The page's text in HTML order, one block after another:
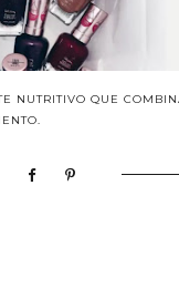
NUTRITIVO QUE